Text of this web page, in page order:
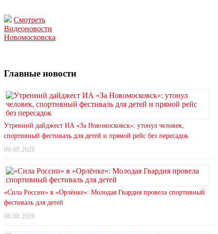
Смотреть
Видеоновости
Новомосковска
Главные новости
Утренний дайджест ИА «За Новомосковск»: утонул человек,
спортивный фестиваль для детей и прямой рейс без пересадок
09.08.2026
«Сила России» в «Орлёнке»: Молодая Гвардия провела спортивный
фестиваль для детей
08.08.2026